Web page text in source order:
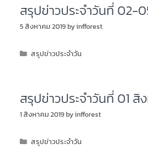
สรุปข่าวประจำวันที่ 02-
5 สิงหาคม 2019byinfforest
สรุปข่าวประจำวัน
สรุปข่าวประจำวันที่ 01 สิ
1 สิงหาคม 2019byinfforest
สรุปข่าวประจำวัน